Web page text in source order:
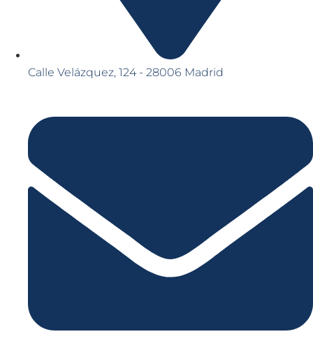
Calle Velázquez, 124 - 28006 Madrid